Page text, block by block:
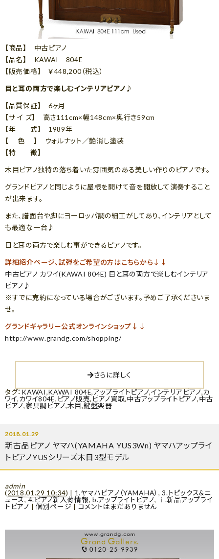
【商品】 中古ピアノ
【品名】 KAWAI 804E
【販売価格】 ￥448,200（税込）
目と耳の両方で楽しむインテリアピアノ♪
【品質保証】 6ヶ月
【サ イ ズ】 高さ111cm×幅148cm×奥行き59cm
【年 式】 1989年
【 色 】 ウォルナット／艶消し塗装
【特 徴】
木目ピアノ独特の落ち着いた雰囲気のある美しい作りのピアノです。
グランドピアノと同じように屋根を開けて音を開放して演奏すること
が出来ます。
また、譜面台や脚にヨーロッパ調の細工がしてあり、インテリアとして
も最適な一台♪
目と耳の両方で楽しむ事ができるピアノです。
詳細紹介ページ、試弾をご希望の方はこちらから↓↓
中古ピアノ カワイ(KAWAI 804E) 目と耳の両方で楽しむインテリア
ピアノ♪
※すでに売約になっている場合がございます。予めご了承くださいま
せ。
グランドギャラリー公式オンラインショップ↓↓
http://www.grandg.com/shopping/
さらに詳しく
タグ： KAWAI,KAWAI 804E,アップライトピアノ,インテリアピアノ,カ
ワイ,カワイ804E, ピアノ販売, ピアノ買取,中古アップライトピアノ,中古
ピアノ,家具調ピアノ,木目,鍵盤楽器
2018.01.29
新古品ピアノ ヤマハ(YAMAHA YUS3Wn) ヤマハアップライ
トピアノYUSシリーズ木目3型モデル
admin
(2018.01.29 10:34) | 1.ヤマハピアノ（YAMAHA） ,3.トピックス&ニ
ュース,4.ピアノ新入荷情報, b.アップライトピアノ,
ⅰ.新品アップライ
トピアノ | 個別ページ | コメントはまだありません